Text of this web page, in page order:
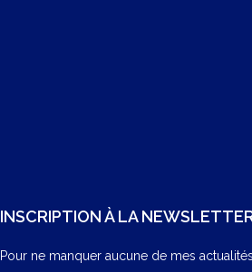
INSCRIPTION À LA
Pour ne manquer aucune de mes